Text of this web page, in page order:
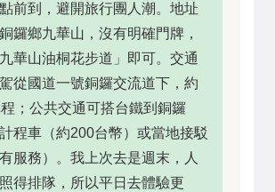
前到，避開旅行團人潮。地址
鑼鄉九華山，沒有明確門牌，
華山油桐花步道」即可。交通
從國道一號銅鑼交流道下，約
；公共交通可搭台鐵到銅鑼
程車（約200台幣）或當地接駁
服務）。我上次去是週末，人
得排隊，所以平日去體驗更